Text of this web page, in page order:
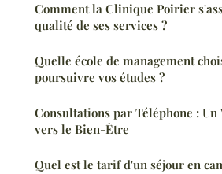
Comment la Clinique Poirier
qualité de ses services ?
Quelle école de management
poursuivre vos études ?
Consultations par Téléphone : Un
vers le Bien-Être
Quel est le tarif d'un séjour en